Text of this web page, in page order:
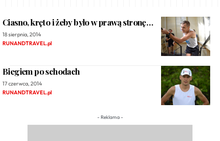
Ciasno, kręto i żeby było w prawą stronę…
18 sierpnia, 2014
RUNANDTRAVEL.pl
Biegiem po schodach
17 czerwca, 2014
RUNANDTRAVEL.pl
- Reklama -